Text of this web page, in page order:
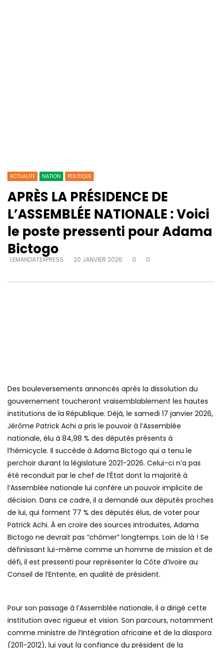
ACTUALITE NATION POLITIQUE
APRÈS LA PRÉSIDENCE DE
L’ASSEMBLÉE NATIONALE : Voici
le poste pressenti pour Adama
Bictogo
LEMANDATEXPRESS 20 JANVIER 2026 0 0
Des bouleversements annoncés après la dissolution du
gouvernement toucheront vraisemblablement les hautes
institutions de la République. Déjà, le samedi 17 janvier 2026,
Jérôme Patrick Achi a pris le pouvoir à l’Assemblée
nationale, élu à 84,98 % des députés présents à
l’hémicycle. Il succède à Adama Bictogo qui a tenu le
perchoir durant la législature 2021-2026. Celui-ci n’a pas
été reconduit par le chef de l’État dont la majorité à
l’Assemblée nationale lui confère un pouvoir implicite de
décision. Dans ce cadre, il a demandé aux députés proches
de lui, qui forment 77 % des députés élus, de voter pour
Patrick Achi. À en croire des sources introduites, Adama
Bictogo ne devrait pas “chômer” longtemps. Loin de là ! Se
définissant lui-même comme un homme de mission et de
défi, il est pressenti pour représenter la Côte d’Ivoire au
Conseil de l’Entente, en qualité de président.
Pour son passage à l’Assemblée nationale, il a dirigé cette
institution avec rigueur et vision. Son parcours, notamment
comme ministre de l’Intégration africaine et de la diaspora
(2011-2012), lui vaut la confiance du président de la